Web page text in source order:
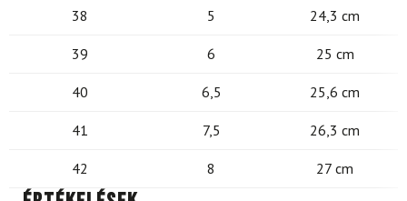
38 5 24,3 cm
39 6 25 cm
40 6,5 25,6 cm
41 7,5 26,3 cm
42 8 27 cm